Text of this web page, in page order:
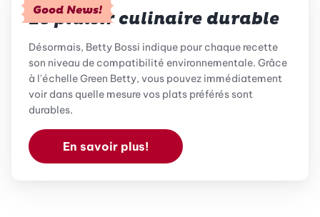
Good News!
Le plaisir culinaire durable
Désormais, Betty Bossi indique pour chaque recette
son niveau de compatibilité environnementale. Grâce
à l'échelle Green Betty, vous pouvez immédiatement
voir dans quelle mesure vos plats préférés sont
durables.
En savoir plus!